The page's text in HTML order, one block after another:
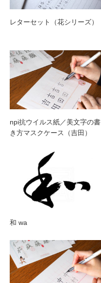
レターセット（花シリーズ）
npi抗ウイルス紙／美文字の書
き方マスクケース（吉田）
和 wa